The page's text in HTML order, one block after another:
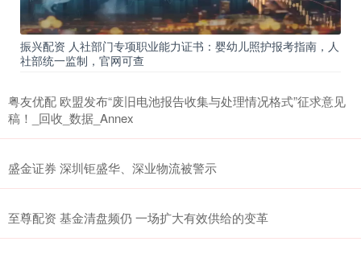
振兴配资 人社部门专项职业能力证书：婴幼儿照护报考指南，人
社部统一监制，官网可查
粤友优配 欧盟发布“废旧电池报告收集与处理情况格式”征求意见
稿！_回收_数据_Annex
盛金证券 深圳钜盛华、深业物流被警示
至尊配资 基金清盘频仍 一场扩大有效供给的变革